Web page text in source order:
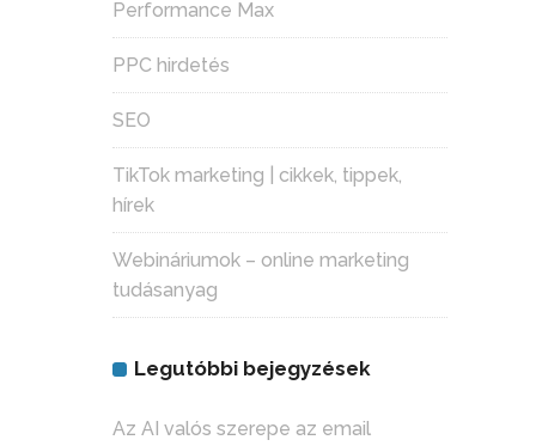
Performance Max
PPC hirdetés
SEO
TikTok marketing | cikkek, tippek,
hírek
Webináriumok – online marketing
tudásanyag
Legutóbbi bejegyzések
Az AI valós szerepe az email